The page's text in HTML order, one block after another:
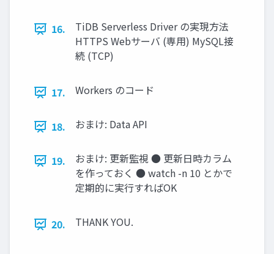
16.
TiDB Serverless Driver の実現方法
HTTPS Webサーバ (専用) MySQL接
続 (TCP)
17. Workers のコード
18. おまけ: Data API
19.
おまけ: 更新監視 ● 更新⽇時カラム
を作っておく ● watch -n 10 とかで
定期的に実⾏すればOK
20. THANK YOU.